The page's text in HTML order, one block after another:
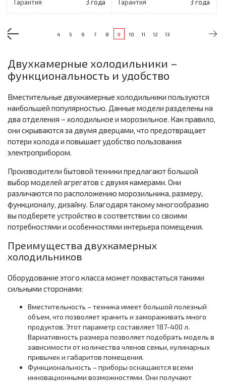
Гарантия 3 года Гарантия 3 года
4 5 6 7 8 9 10 11 12 13
Двухкамерные холодильники –
функциональность и удобство
Вместительные двухкамерные холодильники пользуются
наибольшей популярностью. Данные модели разделены на
два отделения – холодильное и морозильное. Как правило,
они скрываются за двумя дверцами, что предотвращает
потери холода и повышает удобство пользования
электроприбором.
Производители бытовой техники предлагают большой
выбор моделей агрегатов с двумя камерами. Они
различаются по расположению морозильника, размеру,
функционалу, дизайну. Благодаря такому многообразию
вы подберете устройство в соответствии со своими
потребностями и особенностями интерьера помещения.
Преимущества двухкамерных
холодильников
Оборудование этого класса может похвастаться такими
сильными сторонами:
Вместительность – техника имеет большой полезный
объем, что позволяет хранить и замораживать много
продуктов. Этот параметр составляет 187-400 л.
Вариативность размера позволяет подобрать модель в
зависимости от количества членов семьи, кулинарных
привычек и габаритов помещения.
Функциональность – приборы оснащаются всеми
инновационными возможностями. Они получают